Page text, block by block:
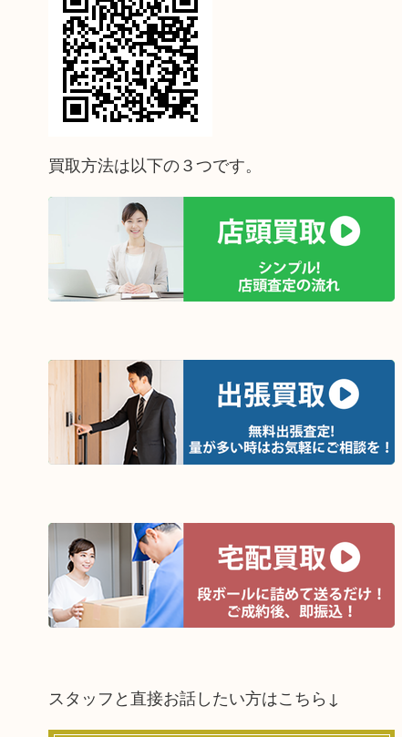
買取方法は以下の３つです。
スタッフと直接お話したい方はこちら↓